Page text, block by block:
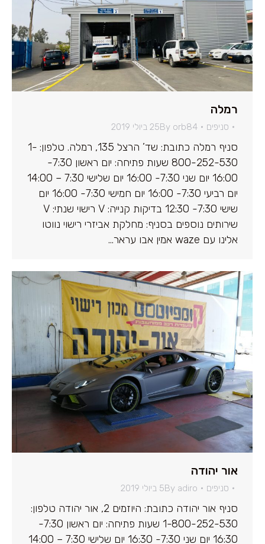
רמלה
סניפים By orb84 25 ביולי 2019
סניף רמלה כתובת: שד’ הרצל 135, רמלה. טלפון: 1-
800-252-530 שעות פתיחה: יום ראשון 7:30-
16:00 יום שני 7:30- 16:00 יום שלישי 7:30 – 14:00
יום רביעי 7:30- 16:00 יום חמישי 7:30- 16:00 יום
שישי 7:30- 12:30 בדיקות קנייה: V רישוי שנתי: V
שירותים נוספים בסניף: מחלקת אביזרי רישוי נווטו
אלינו עם waze אמין אבו עראר…
אור יהודה
סניפים By adiro 5 ביולי 2019
סניף אור יהודה כתובת: היוזמים 2, אור יהודה טלפון:
1-800-252-530 שעות פתיחה: יום ראשון 7:30-
16:30 יום שני 7:30- 16:30 יום שלישי 7:30 – 14:00